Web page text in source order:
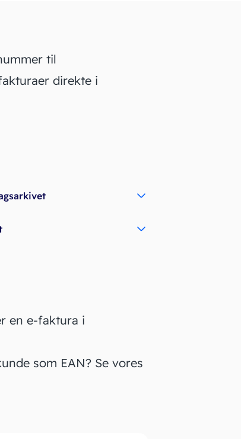
til
direkte i
en e-faktura i
som EAN? Se vores